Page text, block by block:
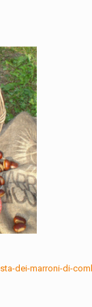
dei-marroni-di-